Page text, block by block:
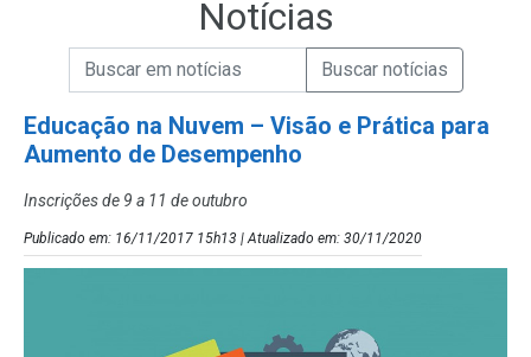
Notícias
Campo de Busca de Notícias
Campo de Busca de informaçõesEnviar a Busca de Notícias
Educação na Nuvem – Visão e Prática para
Aumento de Desempenho
Inscrições de 9 a 11 de outubro
Publicado em: 16/11/2017 15h13 | Atualizado em: 30/11/2020